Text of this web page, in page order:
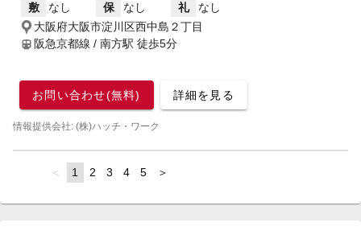
敷 なし 保 なし 礼
なし
大阪府大阪市淀川区西中島２丁目
阪急京都線 / 南方駅 徒歩5分
お問い合わせ(無料) 詳細を見る
情報提供会社: (株)ハッチ・ワーク
page
You're
page
1 page
2 page
3 page
4 page
5 page